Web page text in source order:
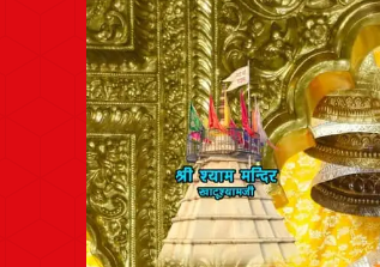
Post
navigation